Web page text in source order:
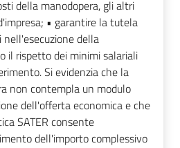
della manodopera, gli altri
• garantire la tutela
della
il rispetto dei minimi salariali
Si evidenzia che la
non contempla un modulo
dell'offerta economica e che
SATER consente
dell'importo complessivo